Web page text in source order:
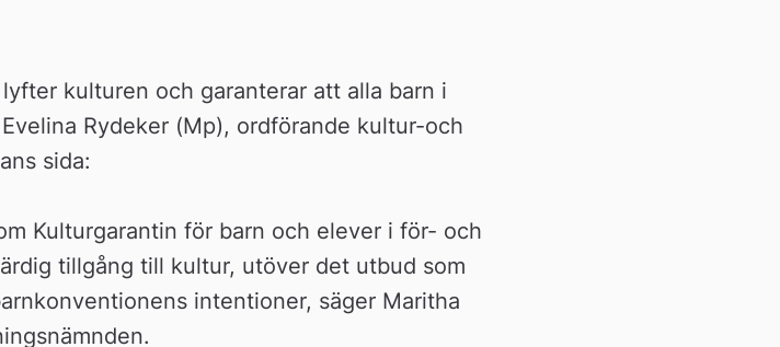
kulturen och garanterar att alla barn i
Rydeker (Mp), ordförande kultur-och
sida:
Kulturgarantin för barn och elever i för- och
tillgång till kultur, utöver det utbud som
intentioner, säger Maritha